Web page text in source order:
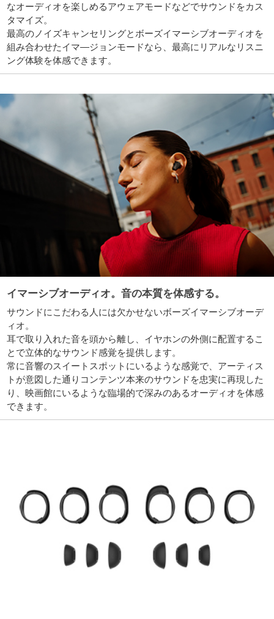
なオーディオを楽しめるアウェアモードなどでサウンドをカス
タマイズ。
最高のノイズキャンセリングとボーズイマーシブオーディオを
組み合わせたイマ―ジョンモードなら、最高にリアルなリスニ
ング体験を体感できます。
イマーシブオーディオ。音の本質を体感する。
サウンドにこだわる人には欠かせないボーズイマーシブオーデ
ィオ。
耳で取り入れた音を頭から離し、イヤホンの外側に配置するこ
とで立体的なサウンド感覚を提供します。
常に音響のスイートスポットにいるような感覚で、アーティス
トが意図した通りコンテンツ本来のサウンドを忠実に再現した
り、映画館にいるような臨場的で深みのあるオーディオを体感
できます。